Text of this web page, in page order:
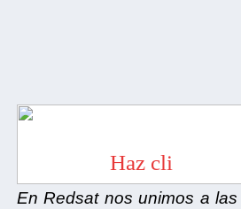
En Redsat nos unimos a